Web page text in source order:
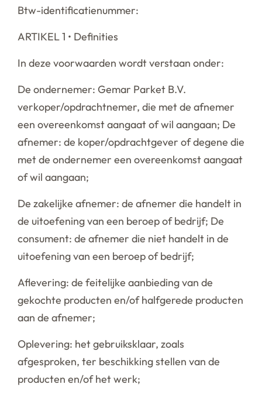
Btw-identificatienummer:
ARTIKEL 1 • Definities
In deze voorwaarden wordt verstaan onder:
De ondernemer: Gemar Parket B.V.
verkoper/opdrachtnemer, die met de afnemer
een overeenkomst aangaat of wil aangaan; De
afnemer: de koper/opdrachtgever of degene die
met de ondernemer een overeenkomst aangaat
of wil aangaan;
De zakelijke afnemer: de afnemer die handelt in
de uitoefening van een beroep of bedrijf; De
consument: de afnemer die niet handelt in de
uitoefening van een beroep of bedrijf;
Aflevering: de feitelijke aanbieding van de
gekochte producten en/of halfgerede producten
aan de afnemer;
Oplevering: het gebruiksklaar, zoals
afgesproken, ter beschikking stellen van de
producten en/of het werk;